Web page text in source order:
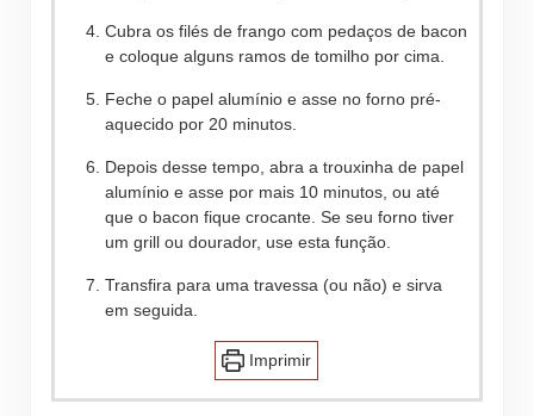
Cubra os filés de frango com pedaços de bacon
e coloque alguns ramos de tomilho por cima.
Feche o papel alumínio e asse no forno pré-
aquecido por 20 minutos.
Depois desse tempo, abra a trouxinha de papel
alumínio e asse por mais 10 minutos, ou até
que o bacon fique crocante. Se seu forno tiver
um grill ou dourador, use esta função.
Transfira para uma travessa (ou não) e sirva
em seguida.
Imprimir